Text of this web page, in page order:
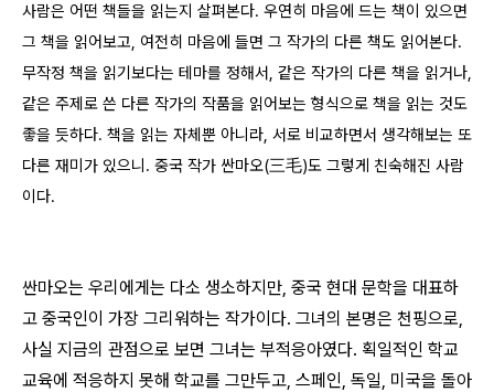
사람은 어떤 책들을 읽는지 살펴본다. 우연히 마음에 드는 책이 있으면
그 책을 읽어보고, 여전히 마음에 들면 그 작가의 다른 책도 읽어본다.
무작정 책을 읽기보다는 테마를 정해서, 같은 작가의 다른 책을 읽거나,
같은 주제로 쓴 다른 작가의 작품을 읽어보는 형식으로 책을 읽는 것도
좋을 듯하다. 책을 읽는 자체뿐 아니라, 서로 비교하면서 생각해보는 또
다른 재미가 있으니. 중국 작가 싼마오(三毛)도 그렇게 친숙해진 사람
이다.
싼마오는 우리에게는 다소 생소하지만, 중국 현대 문학을 대표하
고 중국인이 가장 그리워하는 작가이다. 그녀의 본명은 천핑으로,
사실 지금의 관점으로 보면 그녀는 부적응아였다. 획일적인 학교
교육에 적응하지 못해 학교를 그만두고, 스페인, 독일, 미국을 돌아